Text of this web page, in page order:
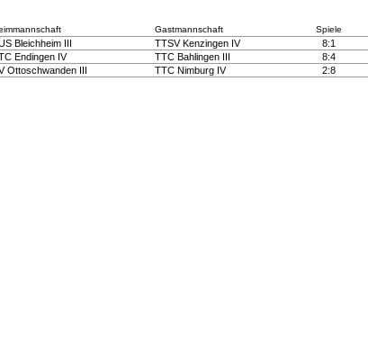
Gastmannschaft Spiele
Bleichheim III TTSV Kenzingen IV
8:1
Endingen IV TTC Bahlingen III
8:4
Ottoschwanden III TTC Nimburg IV 2:8